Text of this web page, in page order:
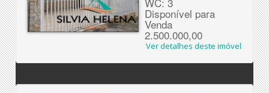
Disponível para
Venda
2.500.000,00
Ver detalhes deste imóvel